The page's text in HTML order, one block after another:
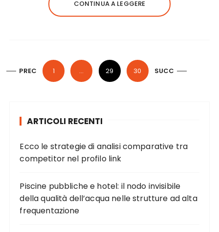
CONTINUA A LEGGERE
NPREC 1 … 29 30 SUCC
ARTICOLI RECENTI
Ecco le strategie di analisi comparative tra
competitor nel profilo link
Piscine pubbliche e hotel: il nodo invisibile
della qualità dell’acqua nelle strutture ad alta
frequentazione